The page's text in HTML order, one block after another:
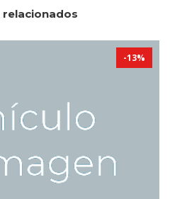
relacionados
-13%